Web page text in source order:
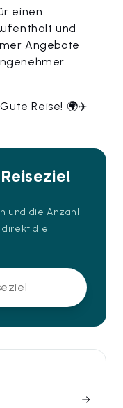
einen
und
Angebote
Reise! 🌍✈️
und die Anzahl
direkt die